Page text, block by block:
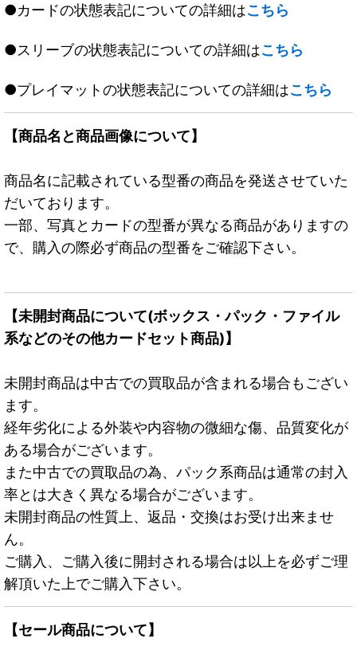
●カードの状態表記についての詳細はこちら
●スリーブの状態表記についての詳細はこちら
●プレイマットの状態表記についての詳細はこちら
【商品名と商品画像について】
商品名に記載されている型番の商品を発送させていた
だいております。
一部、写真とカードの型番が異なる商品がありますの
で、購入の際必ず商品の型番をご確認下さい。
【未開封商品について(ボックス・パック・ファイル
系などのその他カードセット商品)】
未開封商品は中古での買取品が含まれる場合もござい
ます。
経年劣化による外装や内容物の微細な傷、品質変化が
ある場合がございます。
また中古での買取品の為、パック系商品は通常の封入
率とは大きく異なる場合がございます。
未開封商品の性質上、返品・交換はお受け出来ませ
ん。
ご購入、ご購入後に開封される場合は以上を必ずご理
解頂いた上でご購入下さい。
【セール商品について】